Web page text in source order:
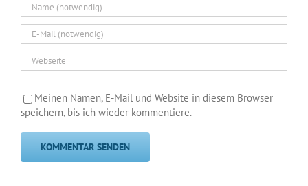
Meinen Namen, E-Mail und Website in diesem Browser
speichern, bis ich wieder kommentiere.